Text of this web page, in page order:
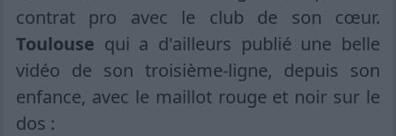
contrat pro avec le club de son cœur.
Toulouse qui a d'ailleurs publié une belle
vidéo de son troisième-ligne, depuis son
enfance, avec le maillot rouge et noir sur le
dos :